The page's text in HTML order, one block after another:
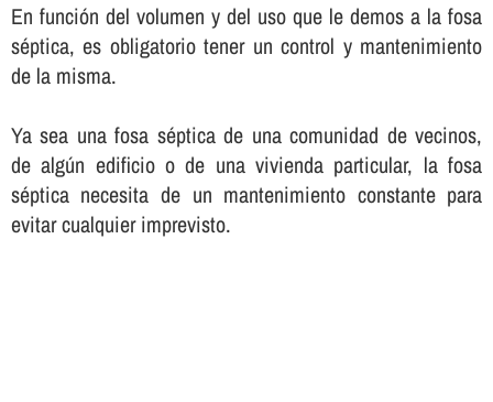
En función del volumen y del uso que le demos a la fosa
séptica, es obligatorio tener un control y mantenimiento
de la misma.
Ya sea una fosa séptica de una comunidad de vecinos,
de algún edificio o de una vivienda particular, la fosa
séptica necesita de un mantenimiento constante para
evitar cualquier imprevisto.